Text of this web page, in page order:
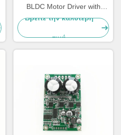
BLDC Motor Driver with
JY01 IC and Wide Voltage
Compatibility for 10A Current
Βρείτε την καλύτερη
τιμή